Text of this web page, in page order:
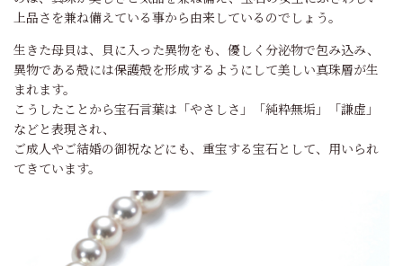
上品さを兼ね備えている事から由来しているのでしょう。
生きた母貝は、貝に入った異物をも、優しく分泌物で包み込み、
異物である殻には保護殻を形成するようにして美しい真珠層が生
まれます。
こうしたことから宝石言葉は「やさしさ」「純粋無垢」「謙虚」
などと表現され、
ご成人やご結婚の御祝などにも、重宝する宝石として、用いられ
てきています。